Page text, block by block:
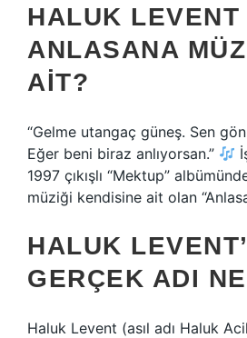
HALUK LEVENT
ANLASANA
AIT?
“Gelme utangaç güneş. Sen
Eğer beni biraz anlıyorsan.”
1997 çıkışlı “Mektup”
müziği kendisine ait olan
HALUK
GERÇEK ADI
Haluk Levent (asıl adı Haluk